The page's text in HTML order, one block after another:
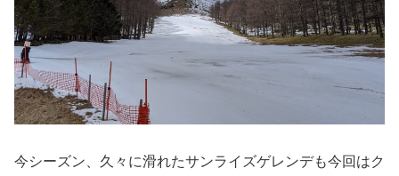
今シーズン、久々に滑れたサンライズゲレンデも今回はク